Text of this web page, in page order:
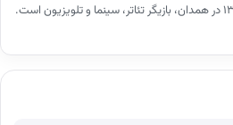
فقیهه سلطانی متولد ۲۹ مرداد ۱۳۵۳ در همدان، بازیگر تئاتر، سینما و تلویزیون است.